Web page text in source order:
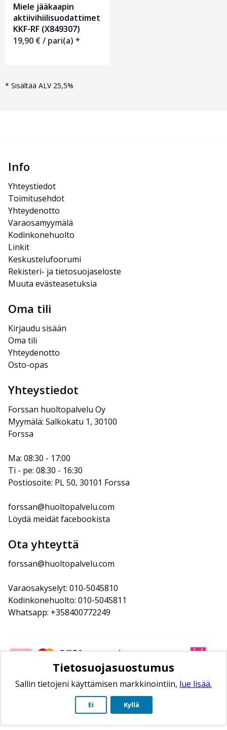
Miele jääkaapin
aktiivihiilisuodattimet
KKF-RF (X849307)
19,90 €/ pari(a) *
* Sisältää ALV 25,5%
Info
Yhteystiedot
Toimitusehdot
Yhteydenotto
Varaosamyymälä
Kodinkonehuolto
Linkit
Keskustelufoorumi
Rekisteri- ja tietosuojaseloste
Muuta evästeasetuksia
Oma tili
Kirjaudu sisään
Oma tili
Yhteydenotto
Osto-opas
Yhteystiedot
Forssan huoltopalvelu Oy
Myymälä: Salkokatu 1, 30100
Forssa
Ma: 08:30 - 17:00
Ti - pe: 08:30 - 16:30
Postiosoite: PL 50, 30101 Forssa
forssan@huoltopalvelu.com
Löydä meidät facebookista
Ota yhteyttä
forssan@huoltopalvelu.com
Varaosakyselyt: 010-5045810
Kodinkonehuolto: 010-5045811
Whatsapp: +358400772249
Tietosuojasuostumus
Sallin tietojeni käyttämisen markkinointiin, lue lisää.
Ei Kyllä